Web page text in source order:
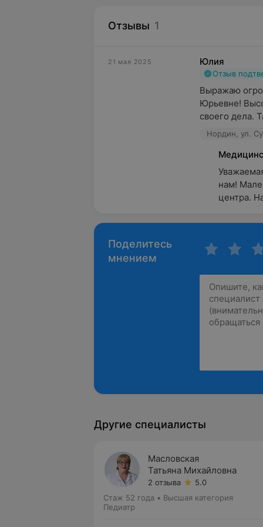
Отзывы 1
21 мая 2025 Юлия
Отзыв
Выражаю
Юрьевне!
своего дела.
Нордин, ул.
нам!
центра.
Поделитесь
мнением
Другие специалисты
Масловская
Татьяна Михайловна
2 отзыва
5.0
Стаж 52 года • Высшая категория
Педиатр